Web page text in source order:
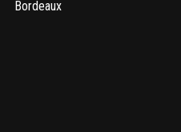
Bordeaux